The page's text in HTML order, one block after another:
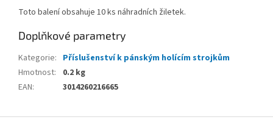
Toto balení obsahuje 10 ks náhradních žiletek.
Doplňkové parametry
Kategorie: Příslušenství k pánským holícím strojkům
Hmotnost:
0.2 kg
EAN: 3014260216665